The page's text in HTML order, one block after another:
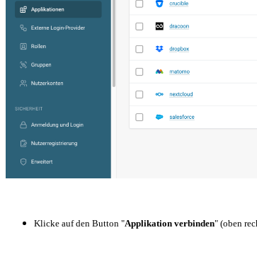
Klicke auf den Button "Applikation verbinden" (oben